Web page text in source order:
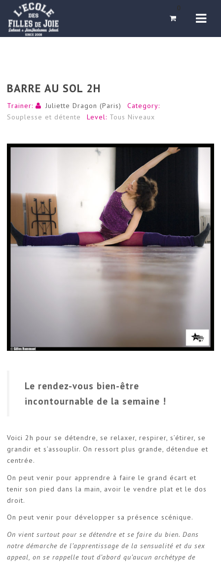
0
BARRE AU SOL 2H
Trainer: Juliette Dragon (Paris)
Category:
Souplesse et détente
Level: Tous Niveaux
Le rendez-vous bien-être
incontournable de la semaine !
Voici 2h pour se détendre, se relaxer, respirer, s’étirer, se
grandir et s’assouplir. On ressort plus grande, détendue et
centrée.
On peut venir pour apprendre à faire le grand écart et
tenir son pied dans la main, avoir le vendre plat et le dos
droit.
On peut venir pour développer sa présence scénique.
On vient surtout pour se détendre et se faire du bien. Dans
notre démarche de l’apprentissage de la sensualité et du sex
appeal, on se rappelle tout d’abord qu’aucun archétype de